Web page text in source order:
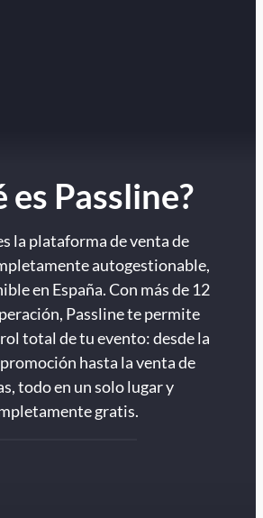
es Passline?
la plataforma de venta de
autogestionable,
en España. Con más de 12
Passline te permite
total de tu evento: desde la
hasta la venta de
todo en un solo lugar y
gratis.